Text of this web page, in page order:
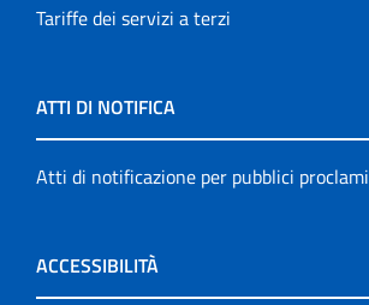
Tariffe dei servizi a terzi
ATTI DI NOTIFICA
Atti di notificazione per pubblici proclami
ACCESSIBILITÀ